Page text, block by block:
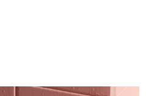
Cooling Prep Gel